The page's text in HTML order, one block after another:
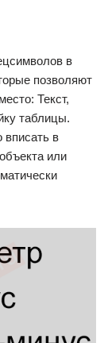
в
позволяют
Текст,
таблицы.
в
или